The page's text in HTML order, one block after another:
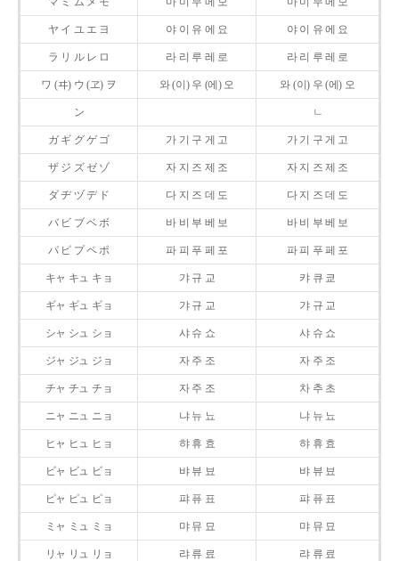
ヤ イ ユ エ ヨ 야 이 유 에 요 야 이 유 에 요
ラ リ ル レ ロ 라 리 루 레 로 라 리 루 레 로
ワ (ヰ) ウ (ヱ) ヲ 와 (이) 우 (에) 오 와 (이) 우 (에) 오
ン ㄴ
ガ ギ グ ゲ ゴ 가 기 구 게 고 가 기 구 게 고
ザ ジ ズ ゼ ゾ 자 지 즈 제 조 자 지 즈 제 조
ダ ヂ ヅ デ ド 다 지 즈 데 도 다 지 즈 데 도
バ ビ ブ ベ ボ 바 비 부 베 보 바 비 부 베 보
パ ピ プ ペ ポ 파 피 푸 페 포 파 피 푸 페 포
キャ キュ キョ 갸 규 교 캬 큐 쿄
ギャ ギュ ギョ 갸 규 교 갸 규 교
シャ シュ ショ 샤 슈 쇼 샤 슈 쇼
ジャ ジュ ジョ 자 주 조 자 주 조
チャ チュ チョ 자 주 조 차 추 초
ニャ ニュ ニョ 냐 뉴 뇨 냐 뉴 뇨
ヒャ ヒュ ヒョ 햐 휴 효 햐 휴 효
ビャ ビュ ビョ 뱌 뷰 뵤 뱌 뷰 뵤
ピャ ピュ ピョ 퍄 퓨 표 퍄 퓨 표
ミャ ミュ ミョ 먀 뮤 묘 먀 뮤 묘
リャ リュ リョ 랴 류 료 랴 류 료